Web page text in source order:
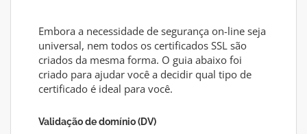
Embora a necessidade de segurança on-line seja
universal, nem todos os certificados SSL são
criados da mesma forma. O guia abaixo foi
criado para ajudar você a decidir qual tipo de
certificado é ideal para você.
Validação de domínio (DV)